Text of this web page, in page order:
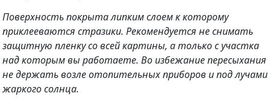
Поверхность покрыта липким слоем к которому
приклееваются стразики. Рекомендуется не снимать
защитную пленку со всей картины, а только с участка
над которым вы работаете. Во избежание пересыхания
не держать возле отопительных приборов и под лучами
жаркого солнца.